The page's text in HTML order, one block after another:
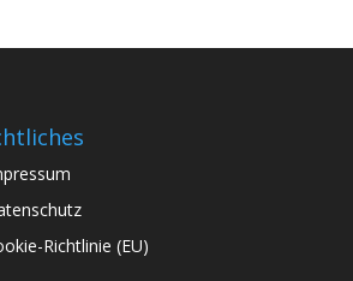
Richtlinie (EU)